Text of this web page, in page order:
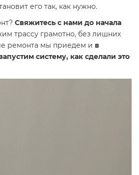
его так, как нужно.
Свяжитесь с нами до начала
трассу грамотно, без лишних
ремонта мы приедем и в
систему, как сделали это